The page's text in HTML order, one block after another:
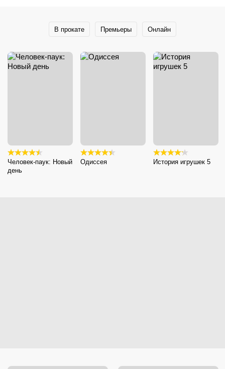
В прокате Премьеры Онлайн
Человек-паук: Новый
день
Одиссея История игрушек 5